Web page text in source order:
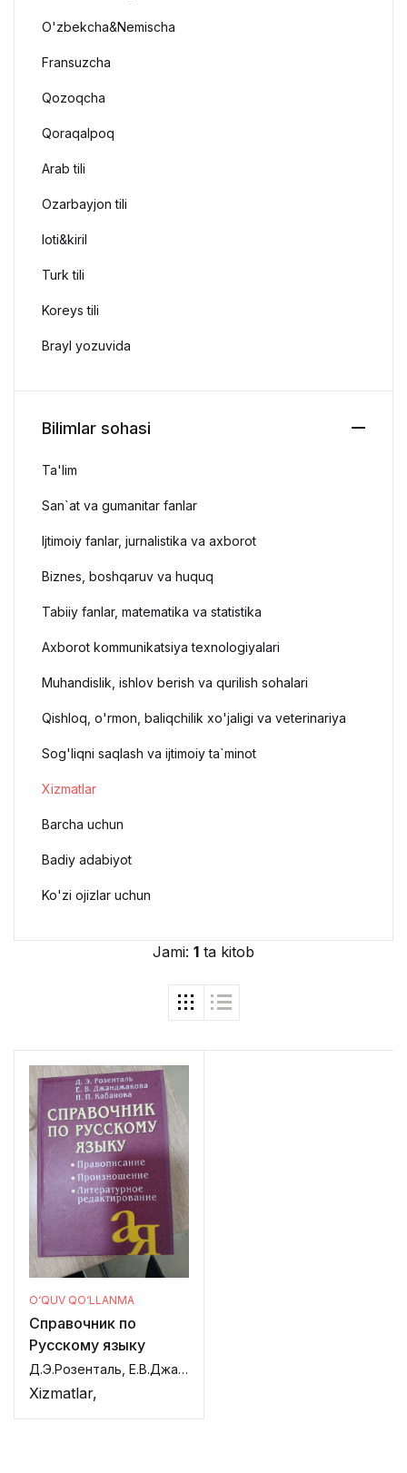
Jami: 1 ta kitob
O‘QUV QO‘LLANMA
Справочник по
Русскому языку
Д.Э.Розенталь, Е.В.Джанджакова, Н.П.Кабанова,
Xizmatlar,
O'zbekcha&Nemischa
Fransuzcha
Qozoqcha
Qoraqalpoq
Arab tili
Ozarbayjon tili
loti&kiril
Turk tili
Koreys tili
Brayl yozuvida
Bilimlar sohasi
Ta'lim
San`at va gumanitar fanlar
Ijtimoiy fanlar, jurnalistika va axborot
Biznes, boshqaruv va huquq
Tabiiy fanlar, matematika va statistika
Axborot kommunikatsiya texnologiyalari
Muhandislik, ishlov berish va qurilish sohalari
Qishloq, o'rmon, baliqchilik xo'jaligi va veterinariya
Sog'liqni saqlash va ijtimoiy ta`minot
Xizmatlar
Barcha uchun
Badiy adabiyot
Ko'zi ojizlar uchun